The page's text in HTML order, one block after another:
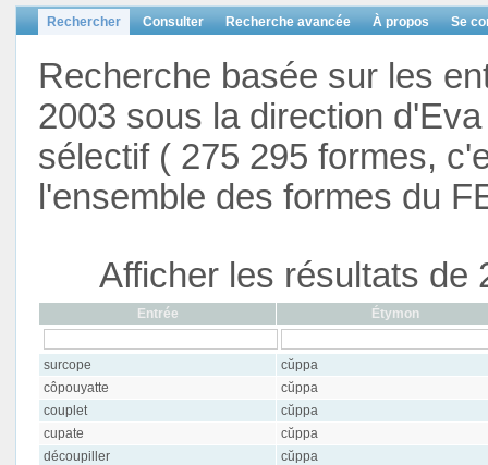
Rechercher Consulter Recherche avancée À propos Se
Recherche basée sur les
2003 sous la direction
sélectif ( 275 295 formes,
l'ensemble des formes du
Afficher les résultats de
Entrée Étymon
surcope
cŭppa
côpouyatte
cŭppa
couplet
cŭppa
cupate
cŭppa
découpiller
cŭppa